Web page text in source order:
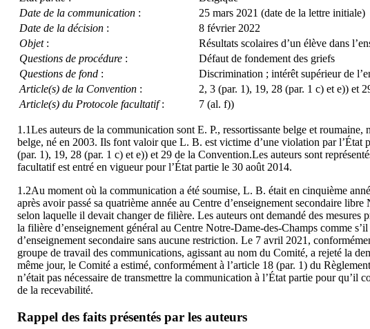
Date de la communication :
25 mars 2021 (date de la lettre initiale)
Date de la décision :
8 février 2022
Objet:
Résultats scolaires d’un élève dans
Questions de procédure :
Défaut de fondement des griefs
Questions de fond :
Discrimination ; intérêt supérieur de
Article(s) de la Convention :
2, 3 (par. 1), 19, 28 (par. 1 c) et e)) et
Article(s) du Protocole facultatif: 7 (al. f))
1.1Les auteurs de la communication sont E. P., ressortissante belge et
belge, né en 2003. Ils font valoir que L. B. est victime d’une violation par l’État
(par. 1), 19, 28 (par. 1 c) et e)) et 29 de la Convention.Les auteurs sont
facultatif est entré en vigueur pour l’État partie le 30 août 2014.
1.2Au moment où la communication a été soumise, L. B. était en cinquième
après avoir passé sa quatrième année au Centre d’enseignement secondaire
selon laquelle il devait changer de filière. Les auteurs ont demandé des
la filière d’enseignement général au Centre Notre‑Dame-des‑Champs comme
d’enseignement secondaire sans aucune restriction. Le 7 avril 2021,
groupe de travail des communications, agissant au nom du Comité, a rejeté la
même jour, le Comité a estimé, conformément à l’article 18 (par. 1) du
n’était pas nécessaire de transmettre la communication à l’État partie pour qu’il
de la recevabilité.
Rappel des faits présentés par les auteurs